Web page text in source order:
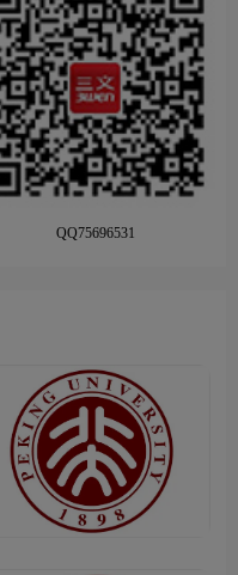
QQ75696531